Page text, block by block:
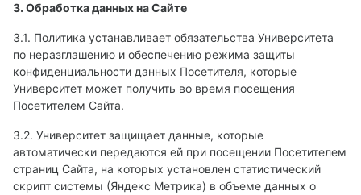
3. Обработка данных на Сайте
3.1. Политика устанавливает обязательства Университета
по неразглашению и обеспечению режима защиты
конфиденциальности данных Посетителя, которые
Университет может получить во время посещения
Посетителем Сайта.
3.2. Университет защищает данные, которые
автоматически передаются ей при посещении Посетителем
страниц Сайта, на которых установлен статистический
скрипт системы (Яндекс Метрика) в объеме данных о